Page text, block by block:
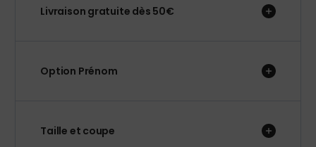
Livraison gratuite dès 50€
Option Prénom
Taille et coupe